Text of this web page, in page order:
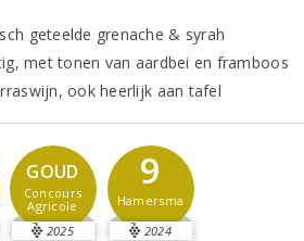
geteelde grenache & syrah
met tonen van aardbei en framboos
ook heerlijk aan tafel
GOUD
Concours
Agricole
2025
9
Hamersma
2024